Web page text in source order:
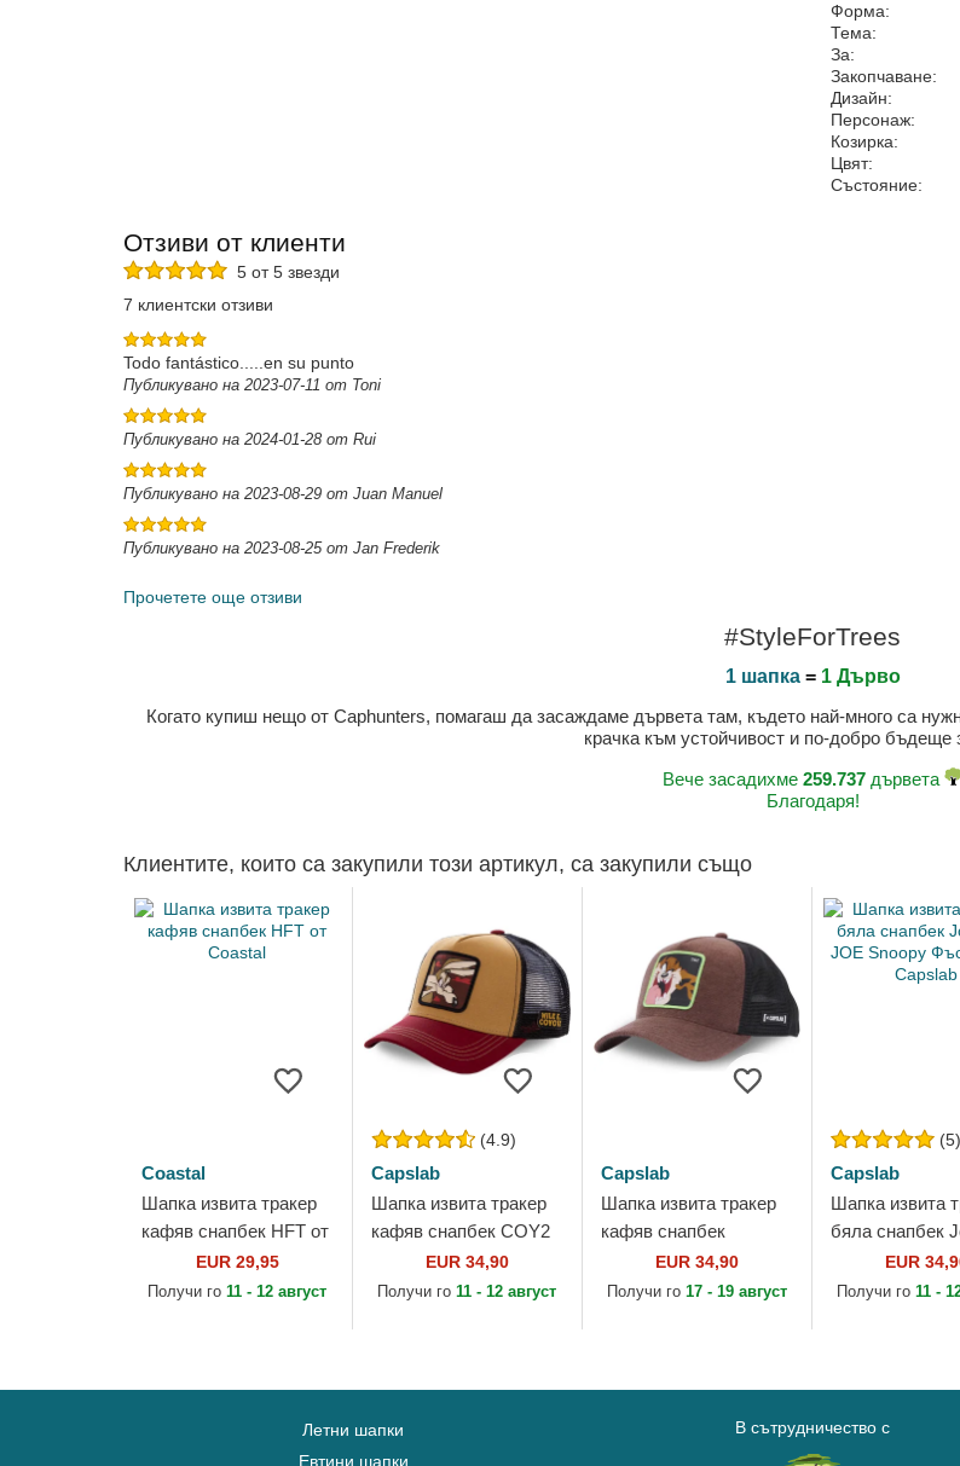
Форма:
Тема:
За:
Закопчаване:
Дизайн:
Персонаж:
Козирка:
Цвят:
Състояние:
Отзиви от клиенти
5 от 5 звезди
7 клиентски отзиви
Todo fantástico.....en su punto
Публикувано на 2023-07-11 от Toni
Публикувано на 2024-01-28 от Rui
Публикувано на 2023-08-29 от Juan Manuel
Публикувано на 2023-08-25 от Jan Frederik
Прочетете още отзиви
#StyleForTrees
1 шапка= 1 Дърво
Когато купиш нещо от Caphunters, помагаш да засаждаме дървета там, където най-много са
крачка към устойчивост и по-добро бъдеще
Вече засадихме 259.737 дървета
Благодаря!
Клиентите, които са закупили този артикул, са закупили също
Coastal
Шапка извита тракер
кафяв снапбек HFT от
CoastalEUR 29,95
Получи го11 - 12 август
(4.9)
Capslab
Шапка извита тракер
кафяв снапбек COY2
Койот Looney Tunes от
Capslab
EUR 34,90
Получи го11 - 12 август
Capslab
Шапка извита тракер
кафяв снапбек
Тасманийски дявол
Looney Tunes от
EUR 34,90
Получи го 17 - 19 август
(5)
Capslab
Шапка извита
бяла снапбек
JOE Snoopy
от Capslab
EUR
Получи го11 -
Летни шапки
Евтини шапки
В сътрудничество с